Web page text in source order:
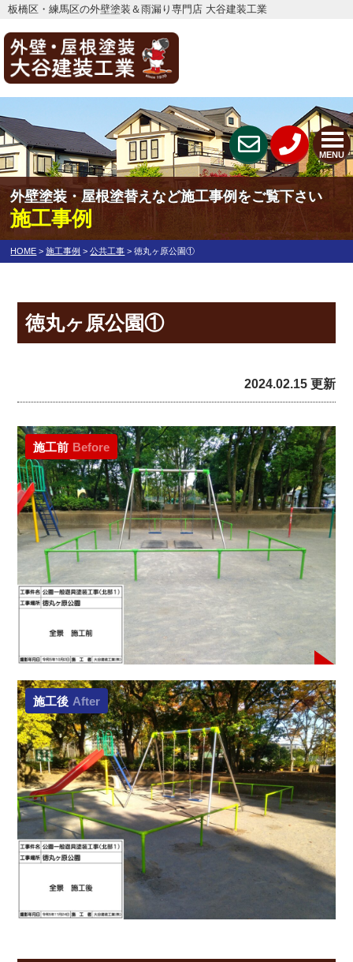
板橋区・練馬区の外壁塗装＆雨漏り専門店 大谷建装工業
MENU
外壁塗装・屋根塗替えなど施工事例をご覧下さい
施工事例
HOME >施工事例 >公共工事 >徳丸ヶ原公園①
徳丸ヶ原公園①
2024.02.15 更新
施工前 Before
施工後 After